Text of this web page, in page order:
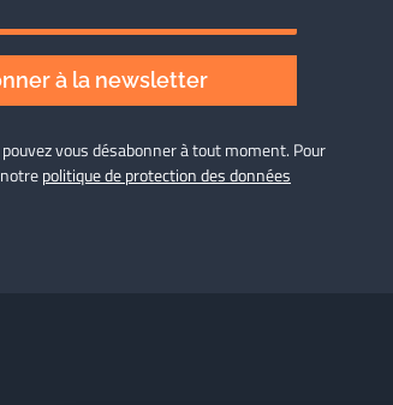
à la newsletter
vous désabonner à tout moment. Pour
politique de protection des données